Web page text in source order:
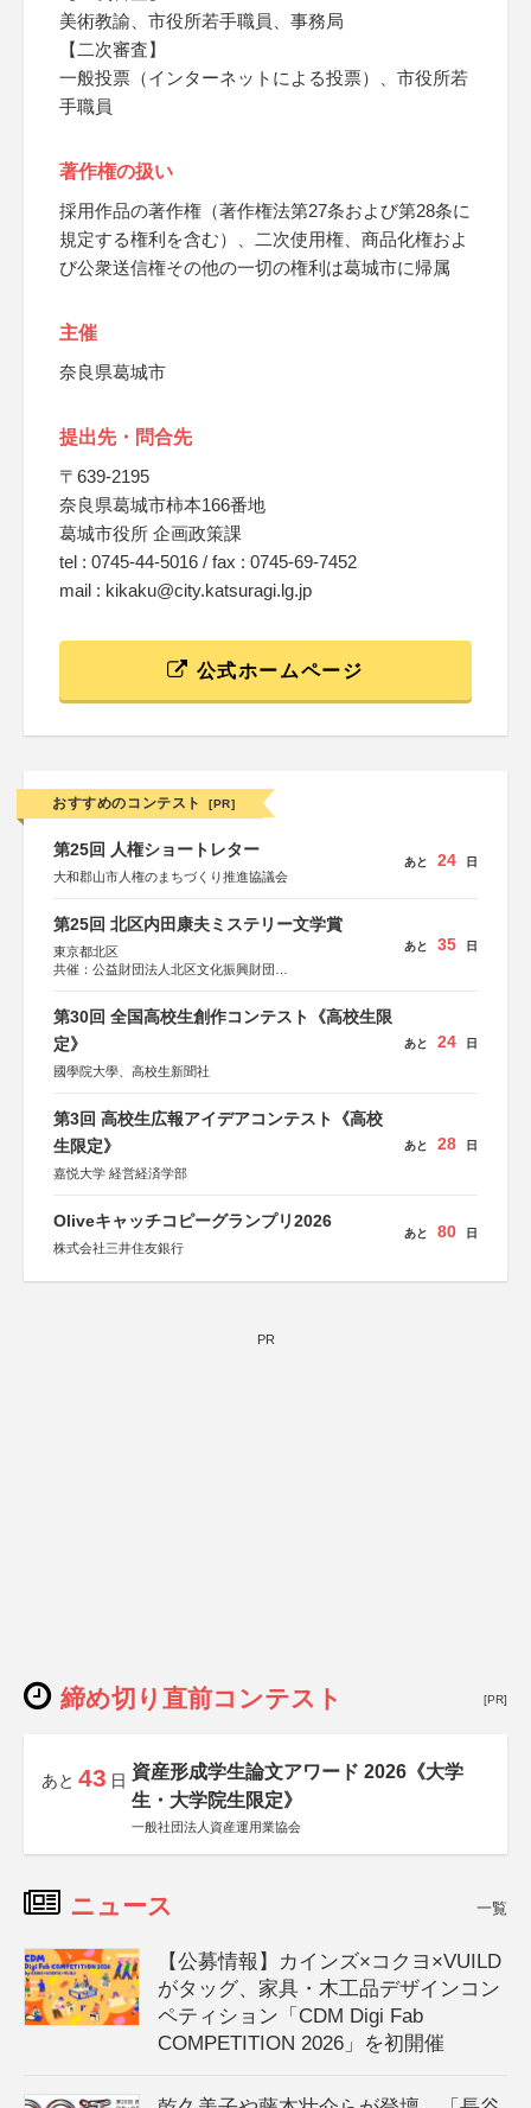
美術教諭、市役所若手職員、事務局
【二次審査】
一般投票（インターネットによる投票）、市役所若
手職員
著作権の扱い
採用作品の著作権（著作権法第27条および第28条に
規定する権利を含む）、二次使用権、商品化権およ
び公衆送信権その他の一切の権利は葛城市に帰属
主催
奈良県葛城市
提出先・問合先
〒639-2195
奈良県葛城市柿本166番地
葛城市役所 企画政策課
tel : 0745-44-5016 / fax : 0745-69-7452
mail : kikaku@city.katsuragi.lg.jp
公式ホームページ
おすすめのコンテスト [PR]
第25回 人権ショートレター
大和郡山市人権のまちづくり推進協議会
あと 24 日
第25回 北区内田康夫ミステリー文学賞
東京都北区
共催：公益財団法人北区文化振興財団
協賛：株式会社実業之日本社
あと 35 日
第30回 全国高校生創作コンテスト《高校生限
定》
國學院大學、高校生新聞社
あと 24 日
第3回 高校生広報アイデアコンテスト《高校
生限定》
嘉悦大学 経営経済学部
あと 28 日
Oliveキャッチコピーグランプリ2026
株式会社三井住友銀行
あと 80 日
PR
締め切り直前コンテスト [PR]
あと 43 日 資産形成学生論文アワード 2026《大学
生・大学院生限定》
一般社団法人資産運用業協会
ニュース 一覧
【公募情報】カインズ×コクヨ×VUILD
がタッグ、家具・木工品デザインコン
ペティション「CDM Digi Fab
COMPETITION 2026」を初開催